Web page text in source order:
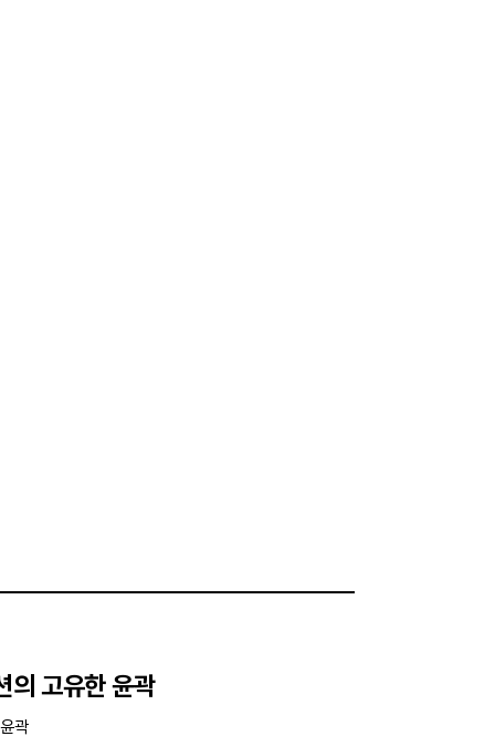
의 고유한 윤곽
곽